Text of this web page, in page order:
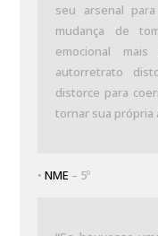
seu arsenal
mudança de
emocional
autorretrato
distorce para
tornar sua própria
•NME – 5º